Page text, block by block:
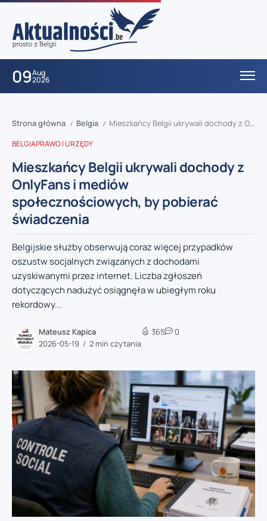
09Aug
2026
Strona główna / Belgia / Mieszkańcy Belgii ukrywali dochody z OnlyFans i mediów społecznościowych, by pobierać świadczenia
BELGIAPRAWO I URZĘDY
Mieszkańcy Belgii ukrywali dochody z
OnlyFans i mediów
społecznościowych, by pobierać
świadczenia
Belgijskie służby obserwują coraz więcej przypadków
oszustw socjalnych związanych z dochodami
uzyskiwanymi przez internet. Liczba zgłoszeń
dotyczących nadużyć osiągnęła w ubiegłym roku
rekordowy...
Mateusz Kapica
2026-05-19
2 min czytania
365 0